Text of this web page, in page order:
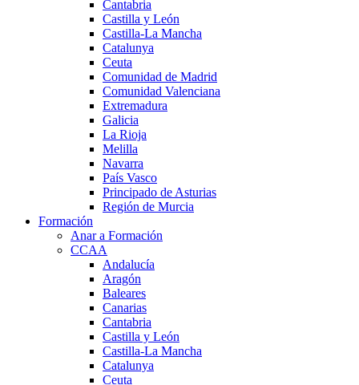
Cantabria
Castilla y León
Castilla-La Mancha
Catalunya
Ceuta
Comunidad de Madrid
Comunidad Valenciana
Extremadura
Galicia
La Rioja
Melilla
Navarra
País Vasco
Principado de Asturias
Región de Murcia
Formación
Anar a Formación
CCAA
Andalucía
Aragón
Baleares
Canarias
Cantabria
Castilla y León
Castilla-La Mancha
Catalunya
Ceuta